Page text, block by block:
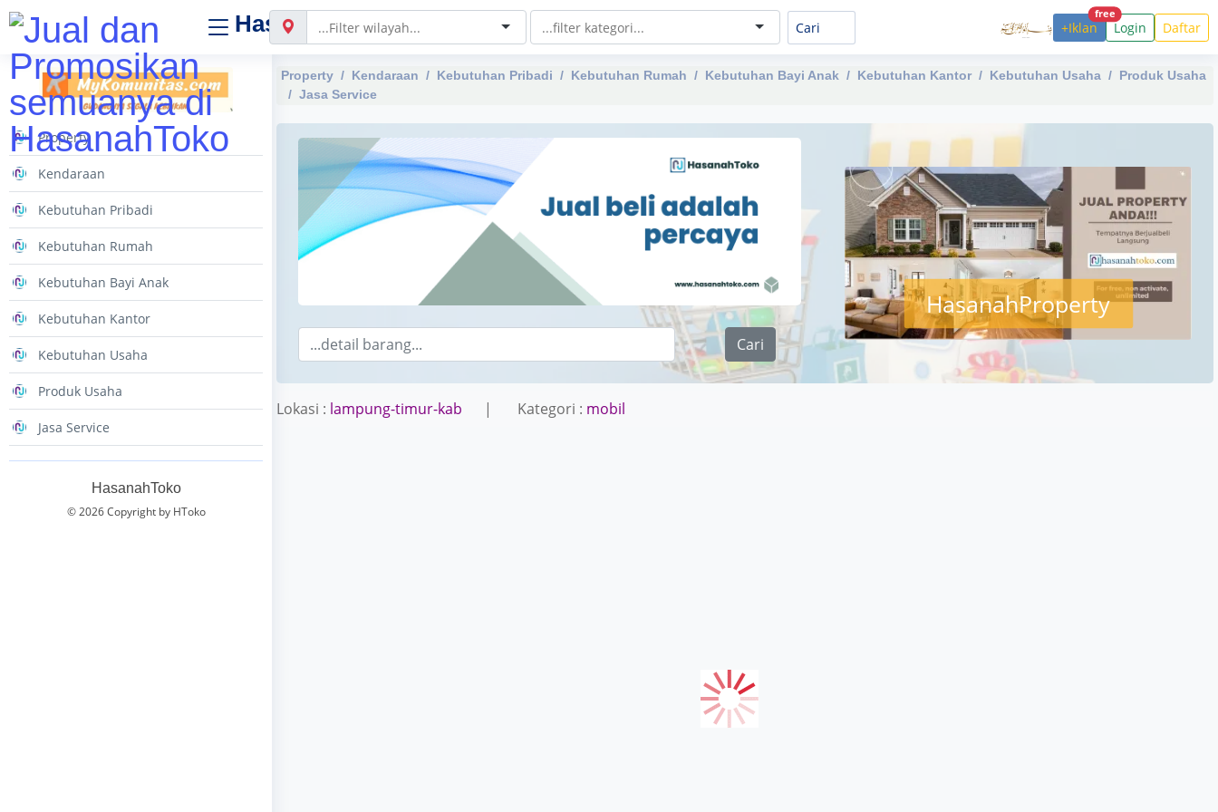
HasanahToko +Iklan
free
Login Daftar
Property Kendaraan Kebutuhan Pribadi Kebutuhan Rumah Kebutuhan Bayi Anak Kebutuhan Kantor Kebutuhan Usaha
Produk Usaha
Jasa Service
Cari
HasanahProperty
Lokasi : lampung-timur-kab | Kategori : mobil
Property
Kendaraan
Kebutuhan Pribadi
Kebutuhan Rumah
Kebutuhan Bayi Anak
Kebutuhan Kantor
Kebutuhan Usaha
Produk Usaha
Jasa Service
HasanahToko
© 2026 Copyright by HToko